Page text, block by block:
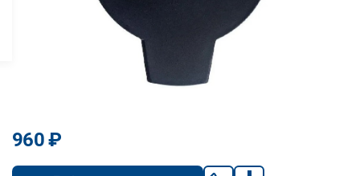
960 ₽